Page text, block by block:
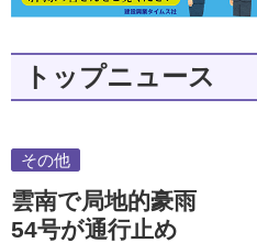
トップニュース
その他
雲南で局地的豪雨
54号が通行止め